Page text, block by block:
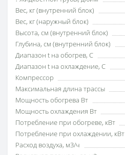
Вес, кг (внутренний блок)
Вес, кг (наружный блок)
Высота, см (внутренний блок)
Глубина, см (внутренний блок)
Диапазон t на обогрев, С
Диапазон t на охлаждение, С
Компрессор
Максимальная длина трассы
Мощность обогрева Вт
Мощность охлаждения Вт
Потребление при обогреве, кВт
Потребление при охлаждении, кВт
Расход воздуха, м3/ч